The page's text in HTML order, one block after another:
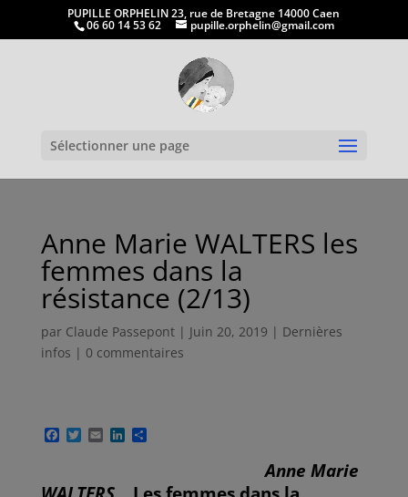
PUPILLE ORPHELIN 23, rue de Bretagne 14000 Caen
06 60 14 53 62 pupille.orphelin@gmail.com
Sélectionner une page
Anne Marie WALTERS les
femmes dans la
résistance (2/13)
par Claude Passepont| Juin 20, 2019 | Dernières
infos | 0 commentaires
F T E L P
Anne Marie